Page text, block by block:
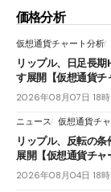
価格分析
仮想通貨チャート分析
リップル、日足長
す展開【仮想通貨チ
2026年08月07日 18
ニュース 仮想通貨チ
リップル、反転の
展開【仮想通貨チ
2026年08月04日 18